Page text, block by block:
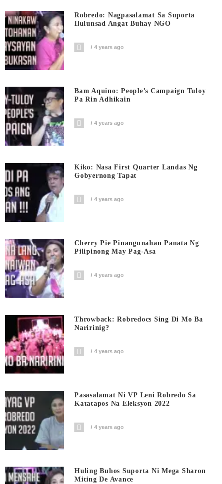
Robredo: Nagpasalamat Sa Suporta
Ilulunsad Angat Buhay NGO
4 years ago
Bam Aquino: People’s Campaign Tuloy
Pa Rin Adhikain
4 years ago
Kiko: Nasa First Quarter Landas Ng
Gobyernong Tapat
4 years ago
Cherry Pie Pinangunahan Panata Ng
Pilipinong May Pag-Asa
4 years ago
Throwback: Robredocs Sing Di Mo Ba
Naririnig?
4 years ago
Pasasalamat Ni VP Leni Robredo Sa
Katatapos Na Eleksyon 2022
4 years ago
Huling Buhos Suporta Ni Mega Sharon
Miting De Avance